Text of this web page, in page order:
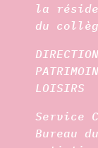
la
du
LOISIRS
Service
Bureau